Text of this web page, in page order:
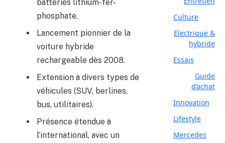
batteries lithium-fer-
phosphate.
Lancement pionnier de la
voiture hybride
rechargeable dès 2008.
Extension à divers types de
véhicules (SUV, berlines,
bus, utilitaires).
Présence étendue à
l’international, avec un
Culture
Electrique &
hybride
Essais
Guide
d’achat
Innovation
Lifestyle
Mercedes